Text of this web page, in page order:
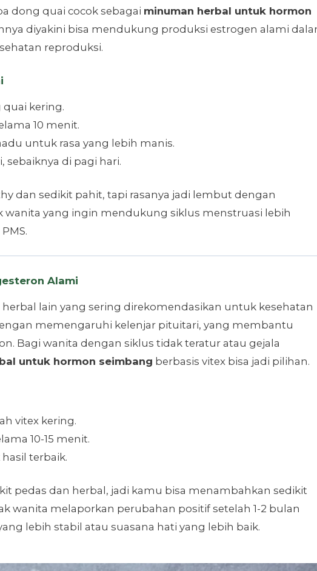
dong quai cocok sebagai minuman herbal untuk hormon
diyakini bisa mendukung produksi estrogen alami
reproduksi.
quai kering.
10 menit.
untuk rasa yang lebih manis.
sebaiknya di pagi hari.
dan sedikit pahit, tapi rasanya jadi lembut dengan
yang ingin mendukung siklus menstruasi lebih
Alami
herbal lain yang sering direkomendasikan untuk kesehatan
memengaruhi kelenjar pituitari, yang membantu
Bagi wanita dengan siklus tidak teratur atau gejala
untuk hormon seimbang berbasis vitex bisa jadi pilihan.
vitex kering.
10-15 menit.
terbaik.
pedas dan herbal, jadi kamu bisa menambahkan sedikit
wanita melaporkan perubahan positif setelah 1-2 bulan
lebih stabil atau suasana hati yang lebih baik.